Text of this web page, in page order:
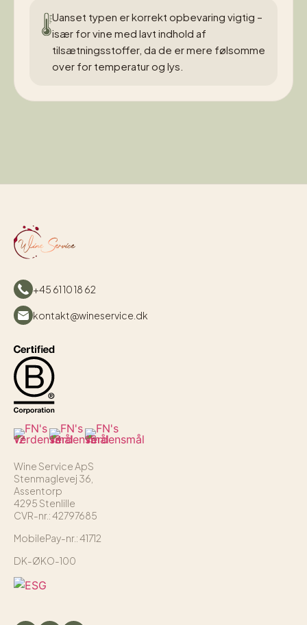
Uanset typen er korrekt opbevaring vigtig –
især for vine med lavt indhold af
tilsætningsstoffer, da de er mere følsomme
over for temperatur og lys.
+45 61 10 18 62
kontakt@wineservice.dk
Wine Service ApS
Stenmaglevej 36,
Assentorp
4295 Stenlille
CVR-nr.: 42797685
MobilePay-nr.: 41712
DK-ØKO-100